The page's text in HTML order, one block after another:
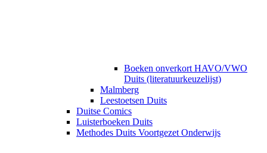
Boeken onverkort HAVO/VWO
Duits (literatuurkeuzelijst)
Malmberg
Leestoetsen Duits
Duitse Comics
Luisterboeken Duits
Methodes Duits Voortgezet Onderwijs